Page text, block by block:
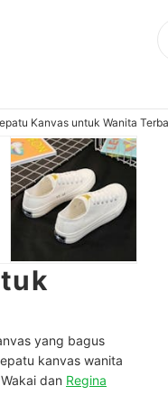
Kanvas untuk Wanita
yang bagus
kanvas wanita
dan Regina